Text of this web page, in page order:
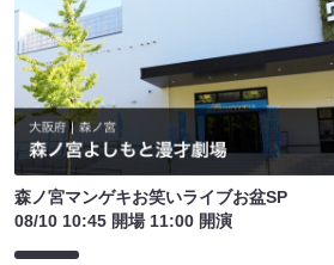
森ノ宮マンゲキお笑いライブお盆SP
08/10 10:45 開場 11:00 開演